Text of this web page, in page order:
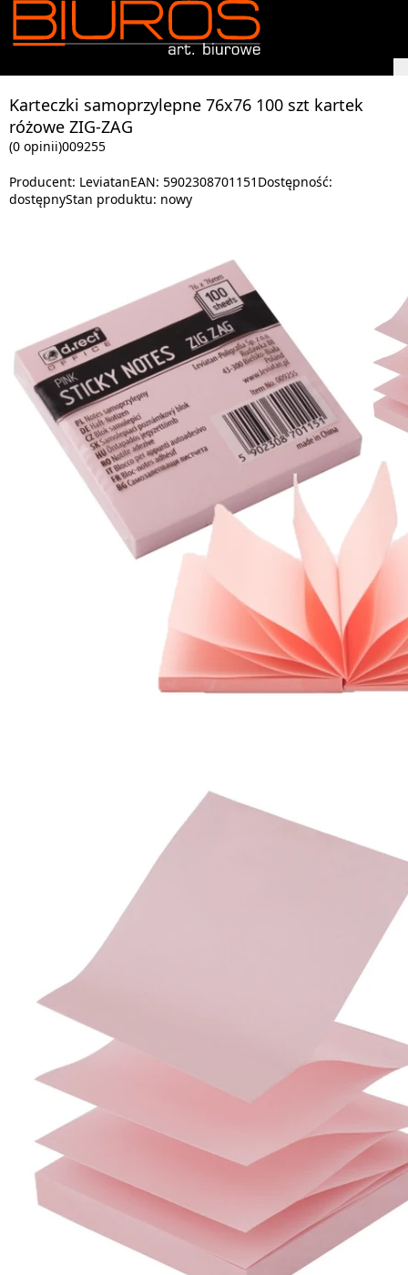
Karteczki samoprzylepne 76x76 100 szt kartek
różowe ZIG-ZAG
(0 opinii)009255
Producent: LeviatanEAN: 5902308701151 Dostępność:
dostępnyStan produktu: nowy